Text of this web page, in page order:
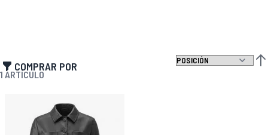
COMPRAR POR
1 ARTÍCULO